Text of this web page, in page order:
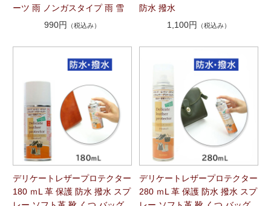
ーツ 雨 ノンガスタイプ 雨 雪
990円
（税込み）
防水 撥水
1,100円
（税込み）
デリケートレザープロテクター
180 ｍL 革 保護 防水 撥水 スプ
デリケートレザープロテクター
280 ｍL 革 保護 防水 撥水 スプ